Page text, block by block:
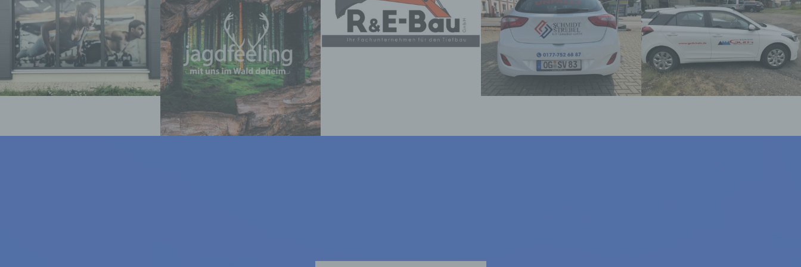
Auslesen, das Abfragen, die Verwendung, die
Offenlegung durch Übermittlung, Verbreitung oder eine
andere Form der Bereitstellung, den Abgleich oder die
Verknüpfung, die Einschränkung, das Löschen oder die
Vernichtung.
d) Einschränkung der Verarbeitung
Einschränkung der Verarbeitung ist die Markierung
gespeicherter personenbezogener Daten mit dem Ziel,
ihre künftige Verarbeitung einzuschränken.
Ortswechsel dieser natürlichen Person zu analysieren